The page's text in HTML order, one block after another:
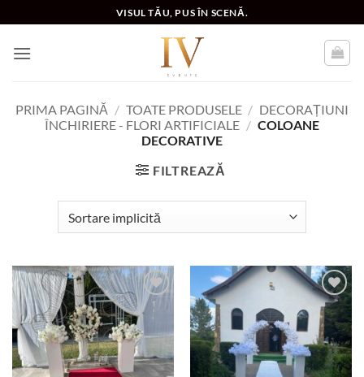
to
content
VISUL TĂU, PUS ÎN SCENĂ.
PRIMA PAGINĂ / TOATE PRODUSELE / DECORAȚIUNI
ÎNCHIRIERE - FLORI ARTIFICIALE / COLOANE
DECORATIVE
FILTREAZĂ
Add to
wishlist
Add to
wishlist